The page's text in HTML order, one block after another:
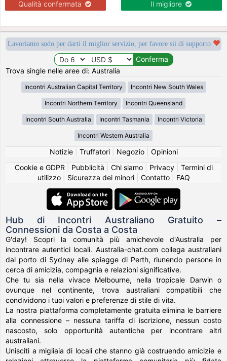
Qualità confermata Il migliore
Lavoriamo sodo per darti il miglior servizio, per favore sii di supporto
Trova single nelle aree di: Australia
Incontri Australian Capital Territory Incontri New South Wales
Incontri Northern Territory Incontri Queensland
Incontri South Australia Incontri Tasmania Incontri Victoria
Incontri Western Australia
Notizie| Truffatori| Negozio| Opinioni
Cookie e GDPR
Pubblicità Chi siamo| Privacy| Termini di
utilizzo| Sicurezza dei minori| Contatto| FAQ
Hub di Incontri Australiano Gratuito –
Connessioni da Costa a Costa
G'day! Scopri la comunità più amichevole d'Australia per
incontrare autentici locali. Australia-chat.com collega australiani
dal porto di Sydney alle spiagge di Perth, riunendo persone in
cerca di amicizia, compagnia e relazioni significative.
Che tu sia nella vivace Melbourne, nella tropicale Darwin o
ovunque nel continente, trova australiani compatibili che
condividono i tuoi valori e preferenze di stile di vita.
La nostra piattaforma completamente gratuita elimina le barriere
alla connessione – nessuna tariffa di iscrizione, nessun costo
nascosto, solo opportunità autentiche per incontrare altri
australiani.
Unisciti a migliaia di locali che stanno già costruendo amicizie e